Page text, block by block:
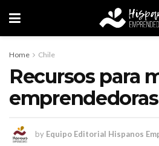
Home Chile
Recursos para
by Equipo Editorial Hispanos